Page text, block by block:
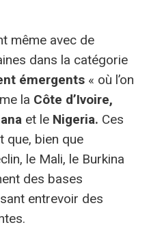
même avec de
dans la catégorie
émergents « où l’on
la Côte d’Ivoire,
et le Nigeria. Ces
que, bien que
le Mali, le Burkina
des bases
entrevoir des